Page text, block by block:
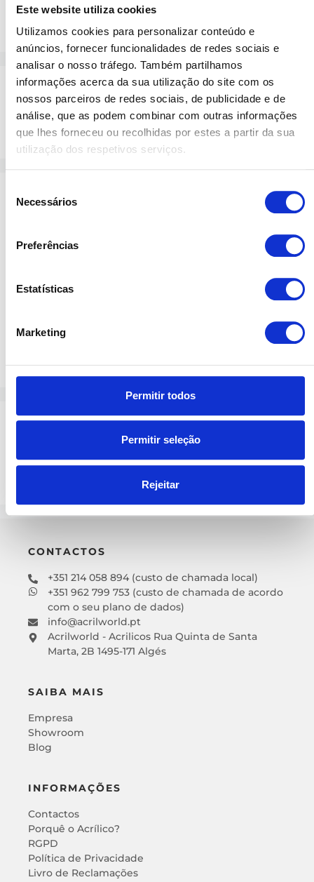
Este website utiliza cookies
Utilizamos cookies para personalizar conteúdo e
anúncios, fornecer funcionalidades de redes sociais e
analisar o nosso tráfego. Também partilhamos
informações acerca da sua utilização do site com os
nossos parceiros de redes sociais, de publicidade e de
análise, que as podem combinar com outras informações
que lhes forneceu ou recolhidas por estes a partir da sua
utilização dos respetivos serviços.
Necessários
Preferências
Estatísticas
Marketing
Permitir todos
Permitir seleção
Rejeitar
Pesquisar
Pesquisar
Recent Posts
Tampos de Mesa
Sinalética
Proteções (Varandas, Escadas, Piscinas,
Recent Comments
CONTACTOS
+351 214 058 894 (custo de chamada local)
+351 962 799 753 (custo de chamada de acordo
com o seu plano de dados)
info@acrilworld.pt
Acrilworld - Acrilicos Rua Quinta de Santa
Marta, 2B 1495-171 Algés
SAIBA MAIS
Empresa
Showroom
Blog
INFORMAÇÕES
Contactos
Porquê o Acrílico?
RGPD
Política de Privacidade
Livro de Reclamações